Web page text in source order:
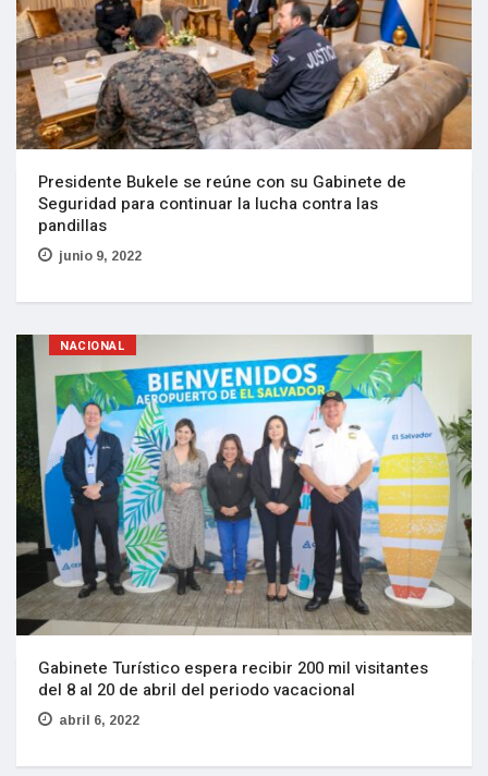
Presidente Bukele se reúne con su Gabinete de
Seguridad para continuar la lucha contra las
pandillas
junio 9, 2022
NACIONAL
Gabinete Turístico espera recibir 200 mil visitantes
del 8 al 20 de abril del periodo vacacional
abril 6, 2022